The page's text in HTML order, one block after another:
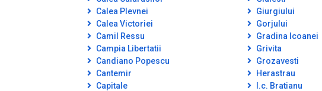
Calea Plevnei
Calea Victoriei
Camil Ressu
Campia Libertatii
Candiano Popescu
Cantemir
Capitale
Giurgiului
Gorjului
Gradina Icoanei
Grivita
Grozavesti
Herastrau
I.c. Bratianu